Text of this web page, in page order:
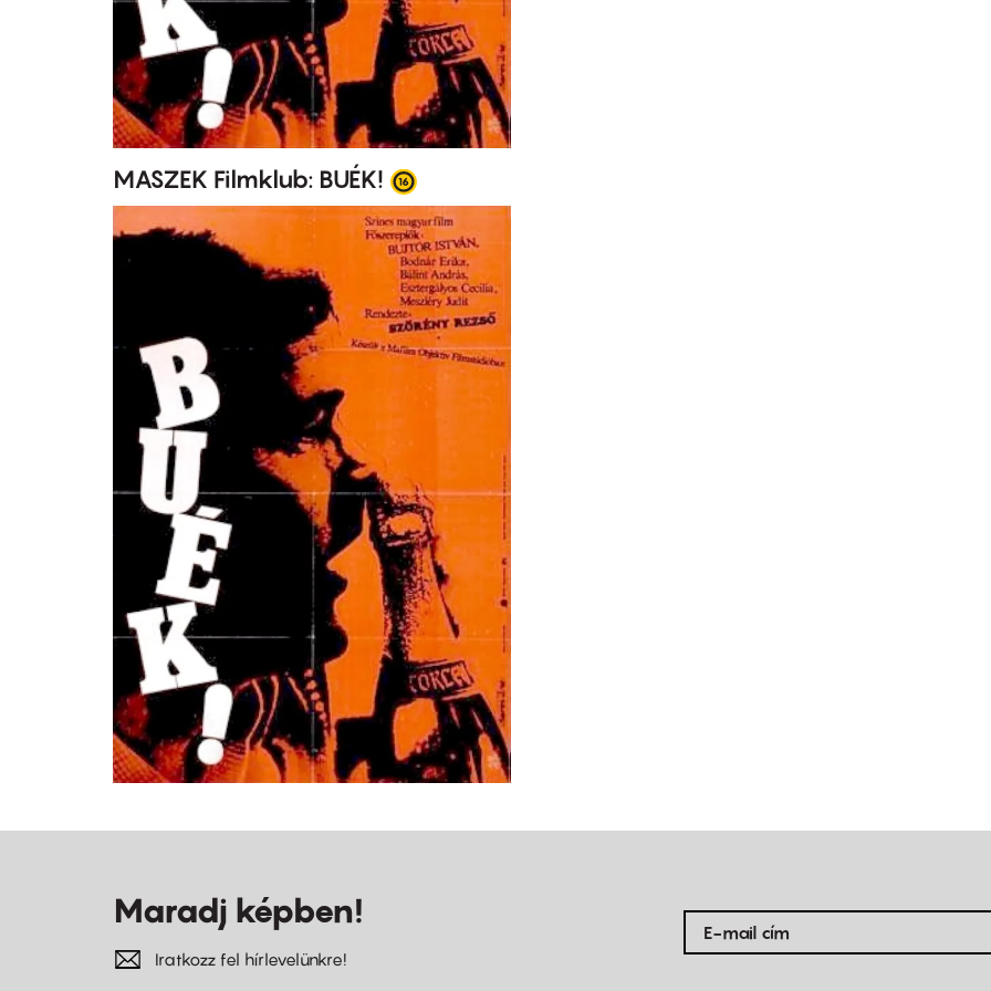
MASZEK Filmklub: BUÉK!
Maradj képben!
Iratkozz fel hírlevelünkre!